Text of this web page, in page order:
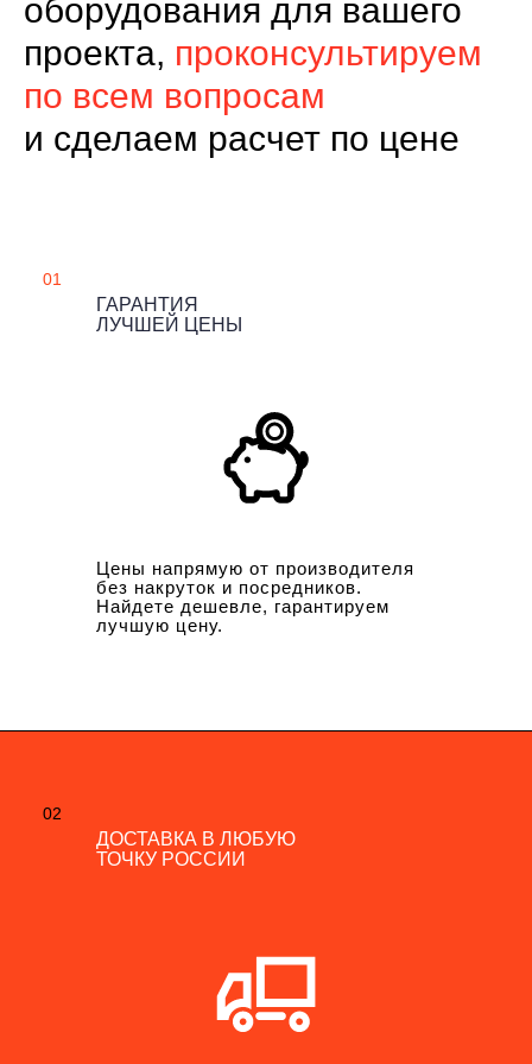
оборудования для вашего
проекта, проконсультируем
по всем вопросам
и сделаем расчет по цене
01
ГАРАНТИЯ
ЛУЧШЕЙ ЦЕНЫ
Цены напрямую от производителя
без накруток и посредников.
Найдете дешевле, гарантируем
лучшую цену.
02
ДОСТАВКА В ЛЮБУЮ
ТОЧКУ РОССИИ
02
ДОСТАВКА В ЛЮБУЮ
ТОЧКУ РОССИИ